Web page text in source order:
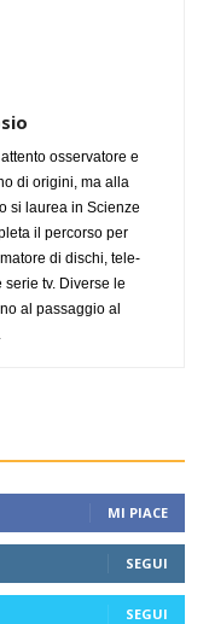
osservatore e
di origini, ma alla
si laurea in Scienze
il percorso per
di dischi, tele-
tv. Diverse le
al passaggio al
MI PIACE
SEGUI
SEGUI